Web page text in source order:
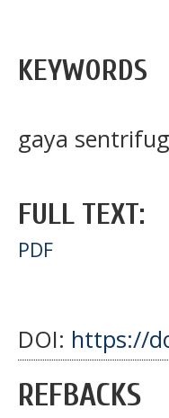
KEYWORDS
gaya
FULL TEXT:
PDF
DOI: https://
REFBACKS